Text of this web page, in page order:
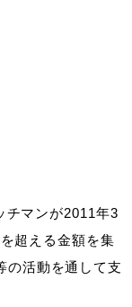
チマンが2011年3
超える金額を集
の活動を通して支